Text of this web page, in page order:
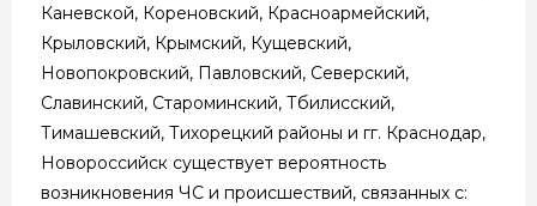
Каневской, Кореновский, Красноармейский,
Крыловский, Крымский, Кущевский,
Новопокровский, Павловский, Северский,
Славинский, Староминский, Тбилисский,
Тимашевский, Тихорецкий районы и гг. Краснодар,
Новороссийск существует вероятность
возникновения ЧС и происшествий, связанных с: